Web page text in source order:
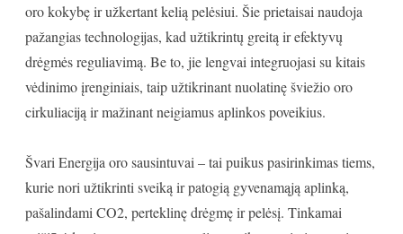
oro kokybę ir užkertant kelią pelėsiui. Šie prietaisai naudoja
pažangias technologijas, kad užtikrintų greitą ir efektyvų
drėgmės reguliavimą. Be to, jie lengvai integruojasi su kitais
vėdinimo įrenginiais, taip užtikrinant nuolatinę šviežio oro
cirkuliaciją ir mažinant neigiamus aplinkos poveikius.
Švari Energija oro sausintuvai – tai puikus pasirinkimas tiems,
kurie nori užtikrinti sveiką ir patogią gyvenamąją aplinką,
pašalindami CO2, perteklinę drėgmę ir pelėsį. Tinkamai